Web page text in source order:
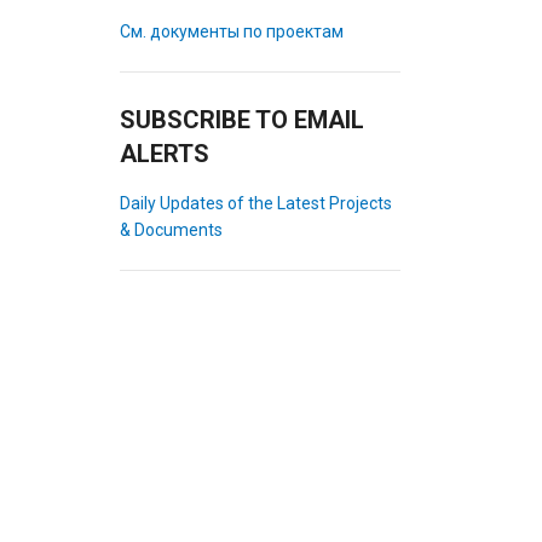
См. документы по проектам
SUBSCRIBE TO EMAIL
ALERTS
Daily Updates of the Latest Projects
& Documents